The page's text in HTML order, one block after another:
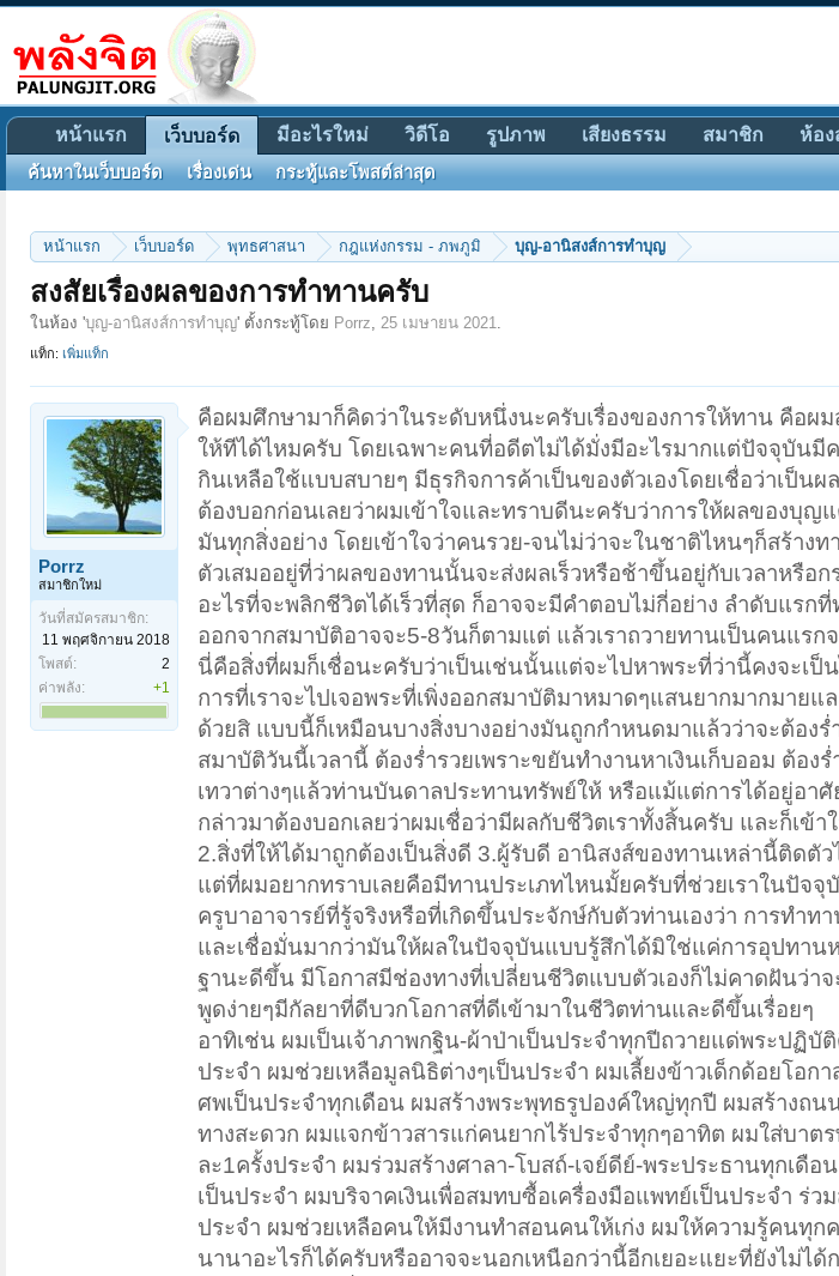
หน้าแรก เว็บบอร์ด พุทธศาสนา กฎแห่งกรรม - ภพภูมิ บุญ-อานิสงส์การทำบุญ
สงสัยเรื่องผลของการทำทานครับ
ในห้อง 'บุญ-อานิสงส์การทำบุญ' ตั้งกระทู้โดย Porrz, 25 เมษายน 2021.
แท็ก: เพิ่มแท็ก
Porrz
สมาชิกใหม่
วันที่สมัครสมาชิก:
11 พฤศจิกายน 2018
โพสต์:
2
ค่าพลัง:
+1
คือผมศึกษามาก็คิดว่าในระดับหนึ่งนะครับเรื่องของการให้ทาน คือผ
ให้ทีได้ไหมครับ โดยเฉพาะคนที่อดีตไม่ได้มั่งมีอะไรมากแต่ปัจจุบันมี
กินเหลือใช้แบบสบายๆ มีธุรกิจการค้าเป็นของตัวเองโดยเชื่อว่าเป็น
ต้องบอกก่อนเลยว่าผมเข้าใจและทราบดีนะครับว่าการให้ผลของบุญ
มันทุกสิ่งอย่าง โดยเข้าใจว่าคนรวย-จนไม่ว่าจะในชาติไหนๆก็สร้าง
ตัวเสมออยู่ที่ว่าผลของทานนั้นจะส่งผลเร็วหรือช้าขึ้นอยู่กับเวลาหรือ
อะไรที่จะพลิกชีวิตได้เร็วที่สุด ก็อาจจะมีคำตอบไม่กี่อย่าง ลำดับแรก
ออกจากสมาบัติอาจจะ5-8วันก็ตามแต่ แล้วเราถวายทานเป็นคนแรก
นี่คือสิ่งที่ผมก็เชื่อนะครับว่าเป็นเช่นนั้นแต่จะไปหาพระที่ว่านี้คงจะเป็
การที่เราจะไปเจอพระที่เพิ่งออกสมาบัติมาหมาดๆแสนยากมากมาย
ด้วยสิ แบบนี้ก็เหมือนบางสิ่งบางอย่างมันถูกกำหนดมาแล้วว่าจะต้องร่
สมาบัติวันนี้เวลานี้ ต้องร่ำรวยเพราะขยันทำงานหาเงินเก็บออม ต้องร่
เทวาต่างๆแล้วท่านบันดาลประทานทรัพย์ให้ หรือแม้แต่การได้อยู่อา
กล่าวมาต้องบอกเลยว่าผมเชื่อว่ามีผลกับชีวิตเราทั้งสิ้นครับ และก็เข้
2.สิ่งที่ให้ได้มาถูกต้องเป็นสิ่งดี 3.ผู้รับดี อานิสงส์ของทานเหล่านี้ติดตั
แต่ที่ผมอยากทราบเลยคือมีทานประเภทไหนมั้ยครับที่ช่วยเราในปัจ
ครูบาอาจารย์ที่รู้จริงหรือที่เกิดขึ้นประจักษ์กับตัวท่านเองว่า การทำ
และเชื่อมั่นมากว่ามันให้ผลในปัจจุบันแบบรู้สึกได้มิใช่แค่การอุปทานห
ฐานะดีขึ้น มีโอกาสมีช่องทางที่เปลี่ยนชีวิตแบบตัวเองก็ไม่คาดฝันว่า
พูดง่ายๆมีกัลยาที่ดีบวกโอกาสที่ดีเข้ามาในชีวิตท่านและดีขึ้นเรื่อยๆ
อาทิเช่น ผมเป็นเจ้าภาพกฐิน-ผ้าป่าเป็นประจำทุกปีถวายแด่พระปฏิบั
ประจำ ผมช่วยเหลือมูลนิธิต่างๆเป็นประจำ ผมเลี้ยงข้าวเด็กด้อยโอก
ศพเป็นประจำทุกเดือน ผมสร้างพระพุทธรูปองค์ใหญ่ทุกปี ผมสร้างถ
ทางสะดวก ผมแจกข้าวสารแก่คนยากไร้ประจำทุกๆอาทิต ผมใส่บาต
ละ1ครั้งประจำ ผมร่วมสร้างศาลา-โบสถ์-เจย์ดีย์-พระประธานทุกเดื
เป็นประจำ ผมบริจาคเงินเพื่อสมทบซื้อเครื่องมือแพทย์เป็นประจำ ร่ว
ประจำ ผมช่วยเหลือคนให้มีงานทำสอนคนให้เก่ง ผมให้ความรู้คนทุก
นานาอะไรก็ได้ครับหรืออาจจะนอกเหนือกว่านี้อีกเยอะแยะที่ยังไม่ไ
หน้าแรก เว็บบอร์ด
ค้นหาในเว็บบอร์ด เรื่องเด่น กระทู้และโพสต์ล่าสุด
มีอะไรใหม่ วิดีโอ รูปภาพ เสียงธรรม สมาชิก ห้อ